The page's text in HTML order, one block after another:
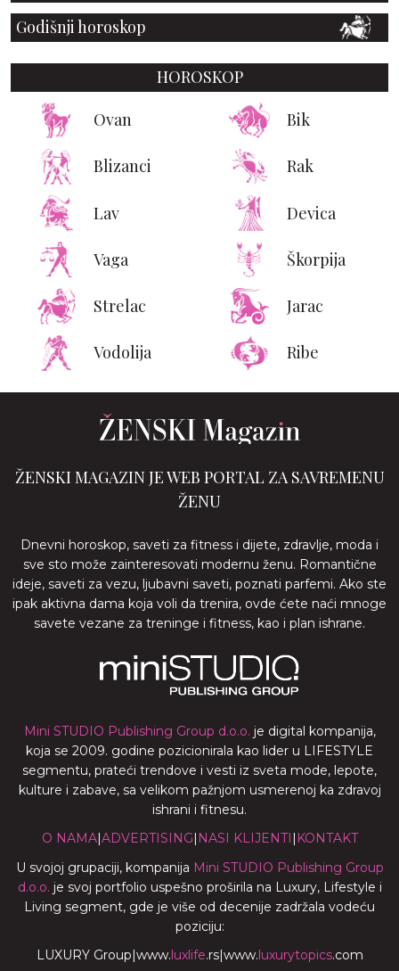
Godišnji horoskop
HOROSKOP
Ovan Bik
Blizanci Rak
Lav Devica
Vaga Škorpija
Strelac Jarac
Vodolija Ribe
ŽENSKI MAGAZIN JE WEB PORTAL ZA SAVREMENU
ŽENU
Dnevni horoskop, saveti za fitness i dijete, zdravlje, moda i
sve sto može zainteresovati modernu ženu. Romantične
ideje, saveti za vezu, ljubavni saveti, poznati parfemi. Ako ste
ipak aktivna dama koja voli da trenira, ovde ćete naći mnoge
savete vezane za treninge i fitness, kao i plan ishrane.
Mini STUDIO Publishing Group d.o.o. je digital kompanija,
koja se 2009. godine pozicionirala kao lider u LIFESTYLE
segmentu, prateći trendove i vesti iz sveta mode, lepote,
kulture i zabave, sa velikom pažnjom usmerenoj ka zdravoj
ishrani i fitnesu.
O NAMA|ADVERTISING| NASI KLIJENTI | KONTAKT
U svojoj grupaciji, kompanija Mini STUDIO Publishing Group
d.o.o. je svoj portfolio uspešno proširila na Luxury, Lifestyle i
Living segment, gde je više od decenije zadržala vodeću
poziciju:
LUXURY Group|www.luxlife.rs|www.luxurytopics.com